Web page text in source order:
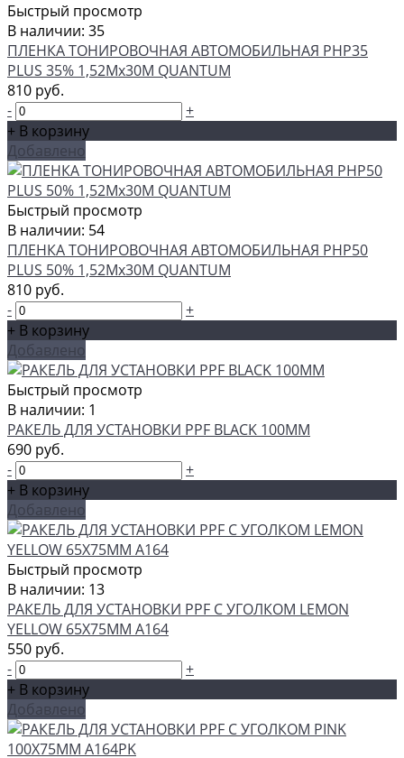
Быстрый просмотр
В наличии: 35
ПЛЕНКА ТОНИРОВОЧНАЯ АВТОМОБИЛЬНАЯ PHP35
PLUS 35% 1,52Мх30М QUANTUM
810 руб.
-
+
+ В корзину
Добавлено
Быстрый просмотр
В наличии: 54
ПЛЕНКА ТОНИРОВОЧНАЯ АВТОМОБИЛЬНАЯ PHP50
PLUS 50% 1,52Мх30М QUANTUM
810 руб.
-
+
+ В корзину
Добавлено
Быстрый просмотр
В наличии: 1
РАКЕЛЬ ДЛЯ УСТАНОВКИ PPF BLACK 100ММ
690 руб.
-
+
+ В корзину
Добавлено
Быстрый просмотр
В наличии: 13
РАКЕЛЬ ДЛЯ УСТАНОВКИ PPF C УГОЛКОМ LEMON
YELLOW 65Х75ММ A164
550 руб.
-
+
+ В корзину
Добавлено